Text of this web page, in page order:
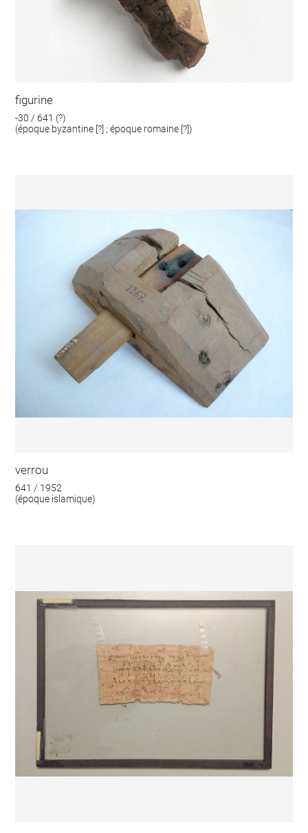
figurine
-30 / 641 (?)
(époque byzantine [?] ; époque romaine [?])
verrou
641 / 1952
(époque islamique)